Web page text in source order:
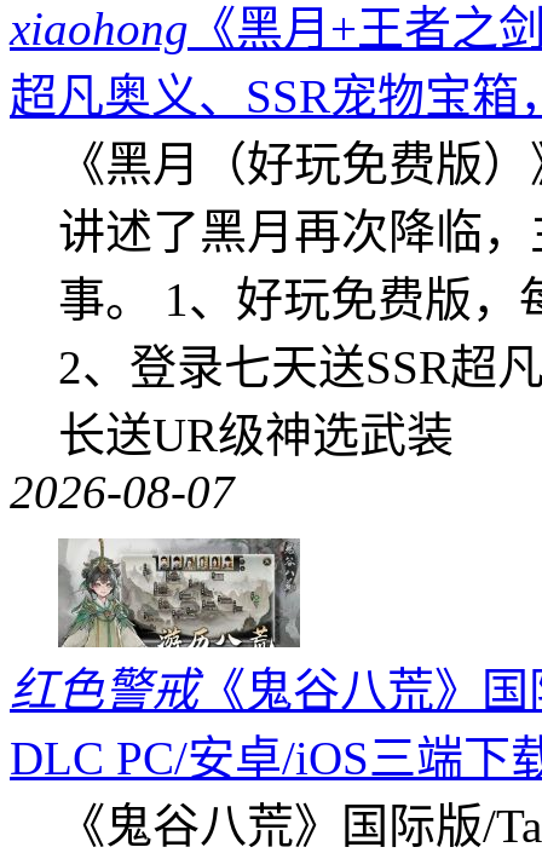
xiaohong 《黑月+王者之
超凡奥义、SSR宠物宝箱
《黑月（好玩免费版
讲述了黑月再次降临
事。 1、好玩免费版，
2、登录七天送SSR超
长送UR级神选武装
2026-08-07
红色警戒《鬼谷八荒》国
DLC PC/安卓/iOS三端下
《鬼谷八荒》国际版/